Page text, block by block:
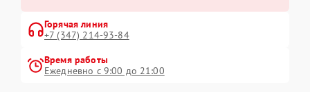
Горячая линия
+7 (347) 214-93-84
Время работы
Ежедневно с 9:00 до 21:00